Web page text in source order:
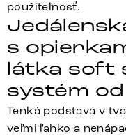
použiteľnosť.
s
látka soft
systém od
Tenká podstava v
veľmi ľahko a